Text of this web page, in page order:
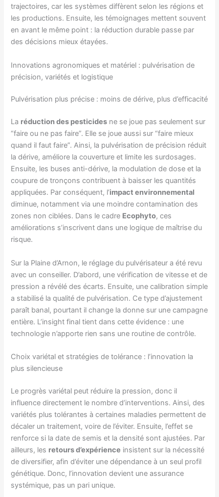
trajectoires, car les systèmes diffèrent selon les régions et
les productions. Ensuite, les témoignages mettent souvent
en avant le même point : la réduction durable passe par
des décisions mieux étayées.
Innovations agronomiques et matériel : pulvérisation de
précision, variétés et logistique
Pulvérisation plus précise : moins de dérive, plus d’efficacité
La réduction des pesticides ne se joue pas seulement sur
“faire ou ne pas faire”. Elle se joue aussi sur “faire mieux
quand il faut faire”. Ainsi, la pulvérisation de précision réduit
la dérive, améliore la couverture et limite les surdosages.
Ensuite, les buses anti-dérive, la modulation de dose et la
coupure de tronçons contribuent à baisser les quantités
appliquées. Par conséquent, l’impact environnemental
diminue, notamment via une moindre contamination des
zones non ciblées. Dans le cadre Ecophyto, ces
améliorations s’inscrivent dans une logique de maîtrise du
risque.
Sur la Plaine d’Arnon, le réglage du pulvérisateur a été revu
avec un conseiller. D’abord, une vérification de vitesse et de
pression a révélé des écarts. Ensuite, une calibration simple
a stabilisé la qualité de pulvérisation. Ce type d’ajustement
paraît banal, pourtant il change la donne sur une campagne
entière. L’insight final tient dans cette évidence : une
technologie n’apporte rien sans une routine de contrôle.
Choix variétal et stratégies de tolérance : l’innovation la
plus silencieuse
Le progrès variétal peut réduire la pression, donc il
influence directement le nombre d’interventions. Ainsi, des
variétés plus tolérantes à certaines maladies permettent de
décaler un traitement, voire de l’éviter. Ensuite, l’effet se
renforce si la date de semis et la densité sont ajustées. Par
ailleurs, les retours d’expérience insistent sur la nécessité
de diversifier, afin d’éviter une dépendance à un seul profil
génétique. Donc, l’innovation devient une assurance
systémique, pas un pari unique.